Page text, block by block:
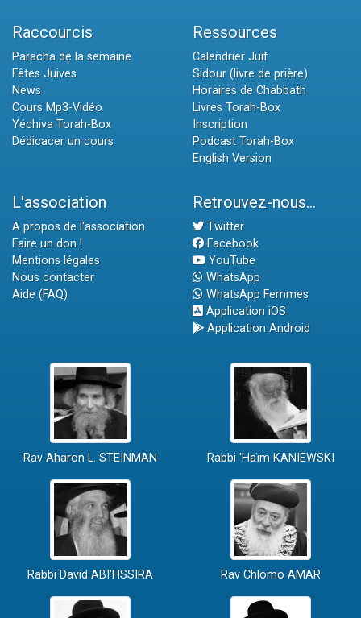
Raccourcis
Paracha de la semaine
Fêtes Juives
News
Cours Mp3-Vidéo
Yéchiva Torah-Box
Dédicacer un cours
Ressources
Calendrier Juif
Sidour (livre de prière)
Horaires de Chabbath
Livres Torah-Box
Inscription
Podcast Torah-Box
English Version
L'association
A propos de l'association
Faire un don !
Mentions légales
Nous contacter
Aide (FAQ)
Retrouvez-nous...
Twitter
Facebook
YouTube
WhatsApp
WhatsApp Femmes
Application iOS
Application Android
Rav Aharon L. STEINMAN Rabbi 'Haïm KANIEWSKI
Rabbi David ABI'HSSIRA Rav Chlomo AMAR